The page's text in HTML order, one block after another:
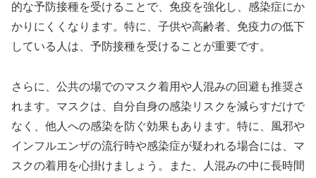
的な予防接種を受けることで、免疫を強化し、感染症にか
かりにくくなります。特に、子供や高齢者、免疫力の低下
している人は、予防接種を受けることが重要です。
さらに、公共の場でのマスク着用や人混みの回避も推奨さ
れます。マスクは、自分自身の感染リスクを減らすだけで
なく、他人への感染を防ぐ効果もあります。特に、風邪や
インフルエンザの流行時や感染症が疑われる場合には、マ
スクの着用を心掛けましょう。また、人混みの中に長時間